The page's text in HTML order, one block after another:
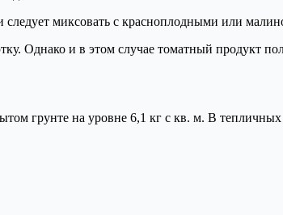
миксовать с красноплодными или
Однако и в этом случае томатный продукт
грунте на уровне 6,1 кг с кв. м. В